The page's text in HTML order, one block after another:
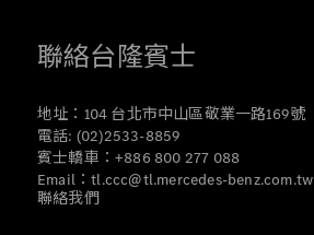
聯絡台隆賓士
地址：104 台北市中山區敬業一路169號
電話: (02)2533-8859
賓士轎車：+886 800 277 088
Email：tl.ccc@tl.mercedes-benz.com.tw
聯絡我們